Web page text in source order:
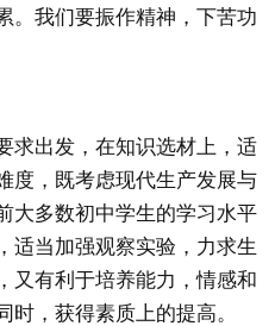
。我们要振作精神，下苦功
求出发，在知识选材上，适
度，既考虑现代生产发展与
大多数初中学生的学习水平
适当加强观察实验，力求生
又有利于培养能力，情感和
，获得素质上的提高。